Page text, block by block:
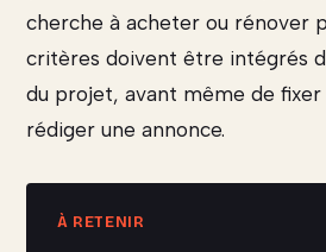
cherche à acheter ou rénover
critères doivent être intégrés
du projet, avant même de fixer
rédiger une annonce.